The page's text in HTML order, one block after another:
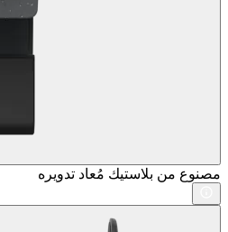
مصنوع من بلاستيك مُعاد تدويره